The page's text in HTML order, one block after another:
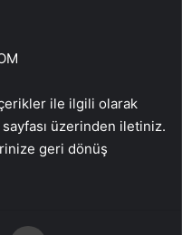
ile ilgili olarak
üzerinden iletiniz.
geri dönüş
Email'den paylaş